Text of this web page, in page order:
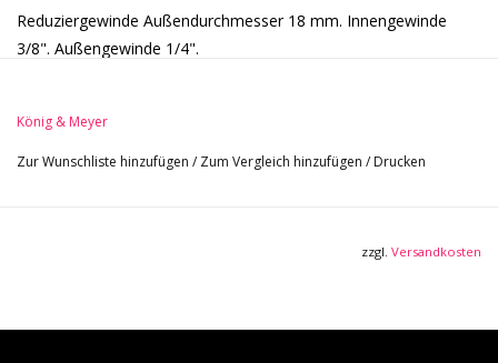
Reduziergewinde Außendurchmesser 18 mm. Innengewinde
3/8". Außengewinde 1/4".
König & Meyer
Zur Wunschliste hinzufügen / Zum Vergleich hinzufügen / Drucken
zzgl. Versandkosten